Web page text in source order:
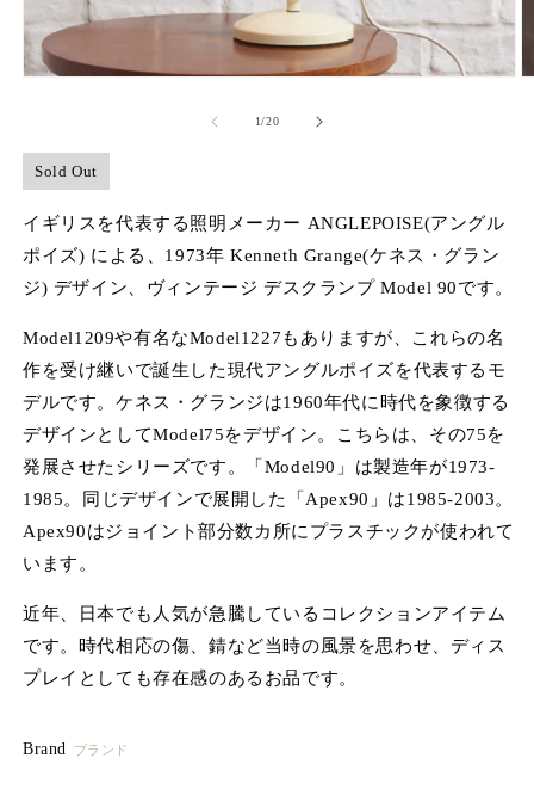
ル
で
メ
デ
ィ
ア
(1)
を
く
1/の
20
Sold Out
イギリスを代表する照明メーカー ANGLEPOISE(アングル
ポイズ) による、1973年 Kenneth Grange(ケネス・グラン
ジ) デザイン、ヴィンテージ デスクランプ Model 90です。
Model1209や有名なModel1227もありますが、これらの名
作を受け継いで誕生した現代アングルポイズを代表するモ
デルです。ケネス・グランジは1960年代に時代を象徴する
デザインとしてModel75をデザイン。こちらは、その75を
発展させたシリーズです。「Model90」は製造年が1973-
1985。同じデザインで展開した「Apex90」は1985-2003。
Apex90はジョイント部分数カ所にプラスチックが使われて
います。
近年、日本でも人気が急騰しているコレクションアイテム
です。時代相応の傷、錆など当時の風景を思わせ、ディス
プレイとしても存在感のあるお品です。
Brand ブランド